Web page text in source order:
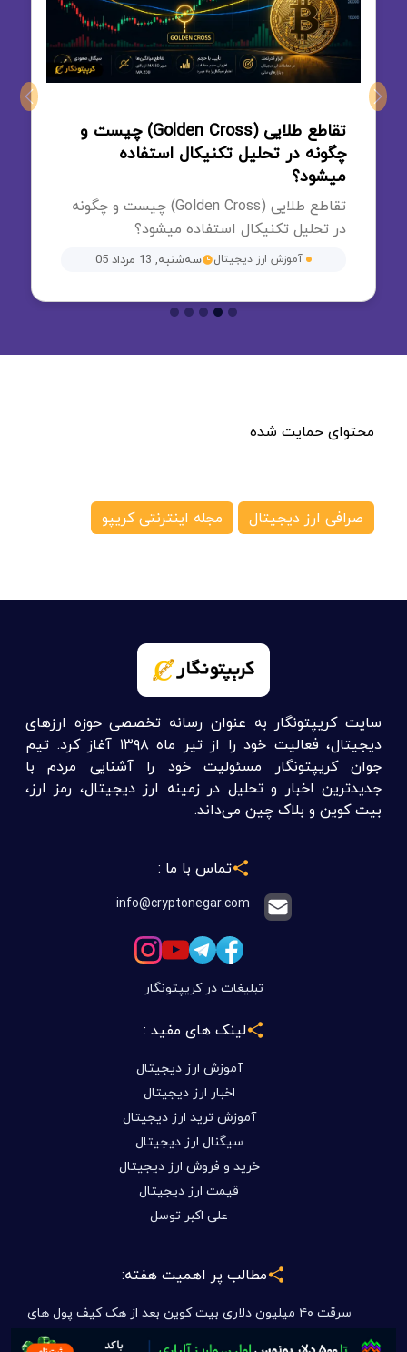
تقاطع طلایی (Golden Cross) چیست و
چگونه در تحلیل تکنیکال استفاده
میشود؟
تقاطع طلایی (Golden Cross) چیست و چگونه
در تحلیل تکنیکال استفاده میشود؟
آموزش ارز دیجیتال سه‌شنبه, 13 مرداد 05
Previous
محتوای حمایت شده
صرافی ارز دیجیتال مجله اینترنتی کریپو
سایت کریپتونگار به عنوان رسانه تخصصی حوزه ارزهای
دیجیتال، فعالیت خود را از تیر ماه ۱۳۹۸ آغاز کرد. تیم
جوان کریپتونگار مسئولیت خود را آشنایی مردم با
جدیدترین اخبار و تحلیل در زمینه ارز دیجیتال، رمز ارز،
بیت کوین و بلاک چین می‌داند.
تماس با ما :
info@cryptonegar.com
تبلیغات در کریپتونگار
لینک های مفید :
آموزش ارز دیجیتال
اخبار ارز دیجیتال
آموزش ترید ارز دیجیتال
سیگنال ارز دیجیتال
خرید و فروش ارز دیجیتال
قیمت ارز دیجیتال
علی اکبر توسل
مطالب پر اهمیت هفته:
سرقت ۴۰ میلیون دلاری بیت کوین بعد از هک کیف پول های